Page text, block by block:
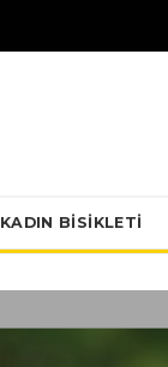
KADIN BISIKLETI